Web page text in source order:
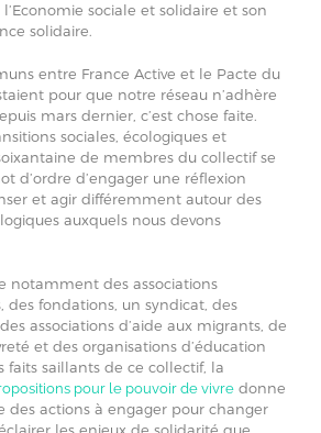
sociale et solidaire et son
solidaire.
entre France Active et le Pacte du
pour que notre réseau n’adhère
mars dernier, c’est chose faite.
sociales, écologiques et
de membres du collectif se
d’ordre d’engager une réflexion
et agir différemment autour des
auxquels nous devons
notamment des associations
des fondations, un syndicat, des
associations d’aide aux migrants, de
et des organisations d’éducation
faits saillants de ce collectif, la
pour le pouvoir de vivre donne
des actions à engager pour changer